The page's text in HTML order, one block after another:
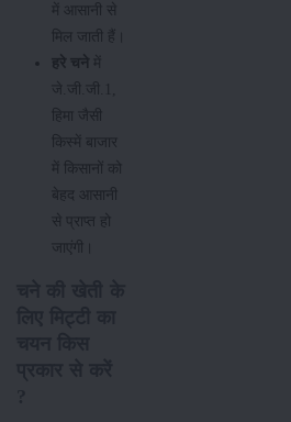
में आसानी से
मिल जाती हैं।
हरे चने में
हिमा जैसी
किस्में बाजार
में किसानों को
बेहद आसानी
से प्राप्त हो
जाएंगी।